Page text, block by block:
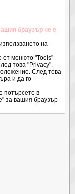
браузър не е
на
от менюто "Tools"
това "Privacy".
След това
и да го
потърсете в
за вашия браузър